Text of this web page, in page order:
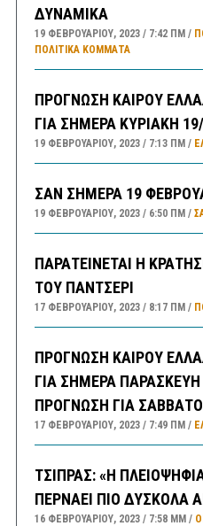
ΔΥΝΑΜΙΚΑ
19 ΦΕΒΡΟΥΑΡΊΟΥ, 2023 7:42 ΠΜ
ΠΟΛΙΤΙΚΆ ΚΌΜΜΑΤΑ
ΠΡΟΓΝΩΣΗ ΚΑΙΡΟΥ
ΓΙΑ ΣΗΜΕΡΑ ΚΥΡΙΑΚΗ
19 ΦΕΒΡΟΥΑΡΊΟΥ, 2023 7:13 ΠΜ
ΣΑΝ ΣΗΜΕΡΑ 19
19 ΦΕΒΡΟΥΑΡΊΟΥ, 2023 6:50 ΠΜ
ΠΑΡΑΤΕΙΝΕΤΑΙ Η
ΤΟΥ ΠΑΝΤΣΕΡΙ
17 ΦΕΒΡΟΥΑΡΊΟΥ, 2023 8:17 ΠΜ
ΠΡΟΓΝΩΣΗ ΚΑΙΡΟΥ
ΓΙΑ ΣΗΜΕΡΑ ΠΑΡΑΣΚΕΥΗ
ΠΡΟΓΝΩΣΗ ΓΙΑ
17 ΦΕΒΡΟΥΑΡΊΟΥ, 2023 7:49 ΠΜ
ΤΣΙΠΡΑΣ: «Η
ΠΕΡΝΑΕΙ ΠΙΟ ΔΥΣΚΟΛΑ
16 ΦΕΒΡΟΥΑΡΊΟΥ, 2023 7:58 ΜΜ